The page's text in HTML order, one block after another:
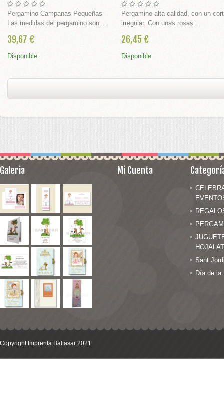
Pergamino Campanas Pequeñas
Las medidas del pergamino son...
39,67 €
Disponible
Pergamino alta calidad, con un
irregular. Con unas rosas...
26,45 €
Disponible
Galeria Mi Cuenta
Sant
Día de la
Copyright Imprenta Baltasar 2021
LUZ , MUSICA Y MOVIMIENTO
NIEVE MUSICALES
CON LUZ